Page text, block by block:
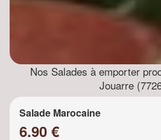
Nos Salades à emporter
Jouarre
Salade Marocaine
6.90 €